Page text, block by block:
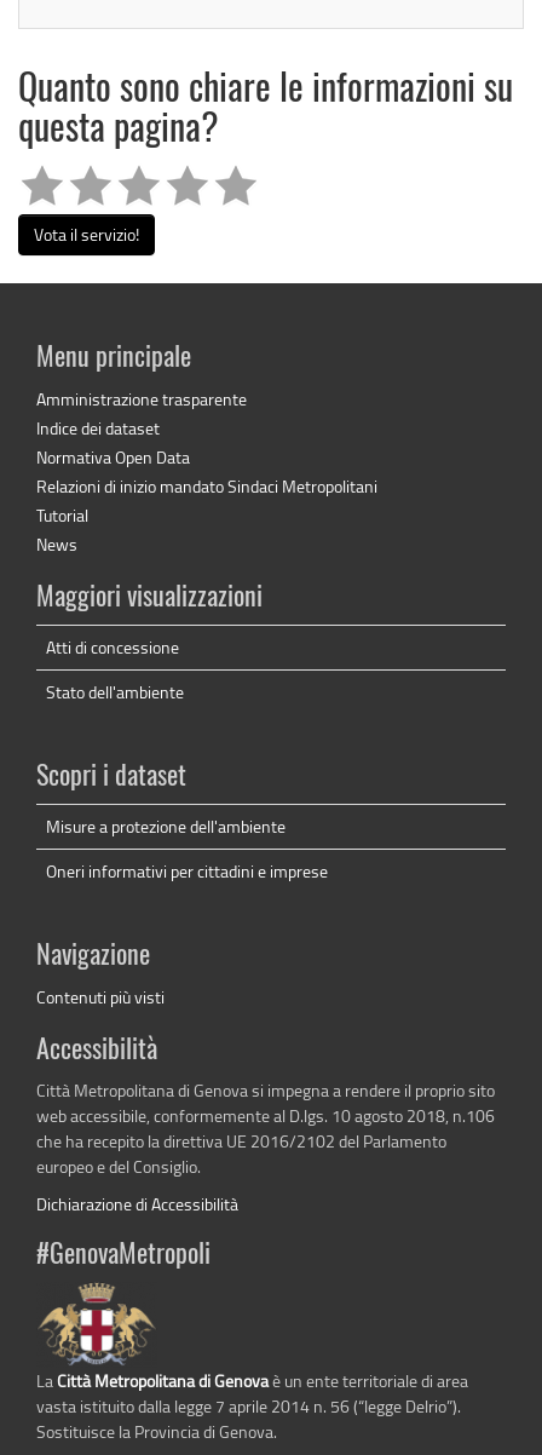
Quanto sono chiare le informazioni su
questa pagina?
Vota il servizio!
Menu principale
Amministrazione trasparente
Indice dei dataset
Normativa Open Data
Relazioni di inizio mandato Sindaci Metropolitani
Tutorial
News
Maggiori visualizzazioni
Atti di concessione
Stato dell'ambiente
Scopri i dataset
Misure a protezione dell'ambiente
Oneri informativi per cittadini e imprese
Navigazione
Contenuti più visti
Accessibilità
Città Metropolitana di Genova si impegna a rendere il proprio sito
web accessibile, conformemente al D.lgs. 10 agosto 2018, n.106
che ha recepito la direttiva UE 2016/2102 del Parlamento
europeo e del Consiglio.
Dichiarazione di Accessibilità
#GenovaMetropoli
LaCittà Metropolitana di Genovaè un ente territoriale di area
vasta istituito dalla legge 7 aprile 2014 n. 56 (“legge Delrio”).
Sostituisce la Provincia di Genova.